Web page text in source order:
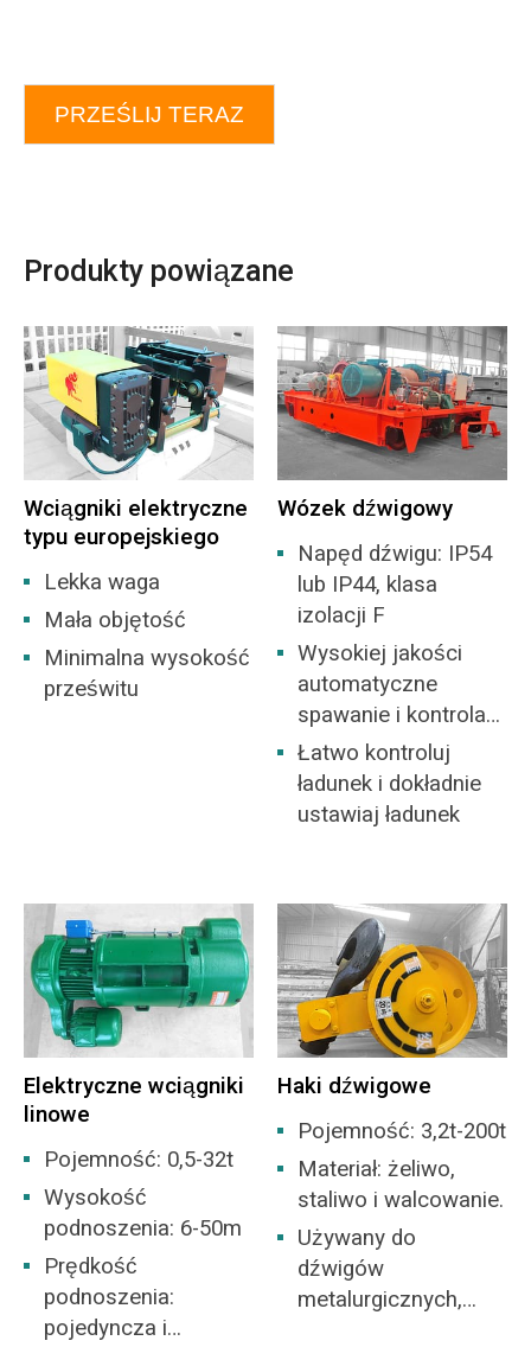
PRZEŚLIJ TERAZ
Produkty powiązane
Wciągniki elektryczne
typu europejskiego
Lekka waga
Mała objętość
Minimalna wysokość
prześwitu
Wózek dźwigowy
Napęd dźwigu: IP54
lub IP44, klasa
izolacji F
Wysokiej jakości
automatyczne
spawanie i kontrola
NDT
Łatwo kontroluj
ładunek i dokładnie
ustawiaj ładunek
Elektryczne wciągniki
linowe
Pojemność: 0,5-32t
Wysokość
podnoszenia: 6-50m
Prędkość
podnoszenia:
pojedyncza i
Haki dźwigowe
Pojemność: 3,2t-200t
Materiał: żeliwo,
staliwo i walcowanie.
Używany do
dźwigów
metalurgicznych,